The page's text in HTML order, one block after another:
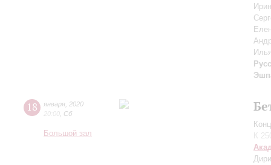
18 января 2020
20:00 Сб
Большой зал
К